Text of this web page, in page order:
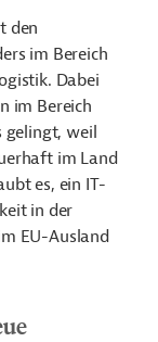
von 7
den
im Bereich
Dabei
im Bereich
gelingt, weil
im Land
es, ein IT-
in der
EU-Ausland